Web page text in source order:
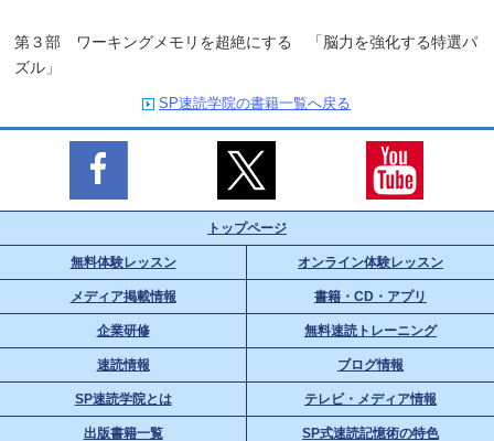
第３部 ワーキングメモリを超絶にする 「脳力を強化する特選パ
ズル」
SP速読学院の書籍一覧へ戻る
トップページ
無料体験レッスン オンライン体験レッスン
メディア掲載情報 書籍・CD・アプリ
企業研修 無料速読トレーニング
速読情報 ブログ情報
SP速読学院とは テレビ・メディア情報
出版書籍一覧 SP式速読記憶術の特色